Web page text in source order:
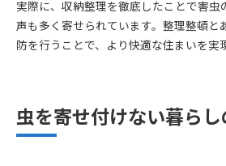
実際に、収納整理を徹底したことで害虫
声も多く寄せられています。整理整頓と
防を行うことで、より快適な住まいを実
虫を寄せ付けない暮ら